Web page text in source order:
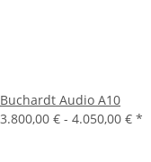
Buchardt Audio A10
3.800,00 € - 4.050,00 € *